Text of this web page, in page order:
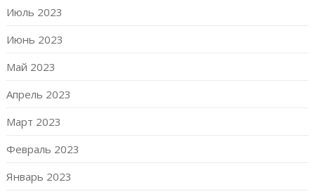
Июль 2023
Июнь 2023
Май 2023
Апрель 2023
Март 2023
Февраль 2023
Январь 2023